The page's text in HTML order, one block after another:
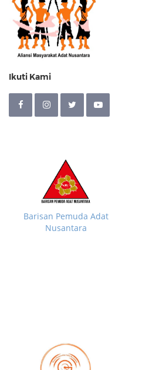
Ikuti Kami
Barisan Pemuda Adat
Nusantara